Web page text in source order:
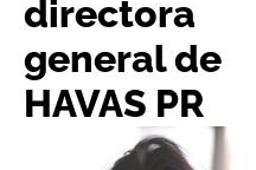
directora
general de
HAVAS PR